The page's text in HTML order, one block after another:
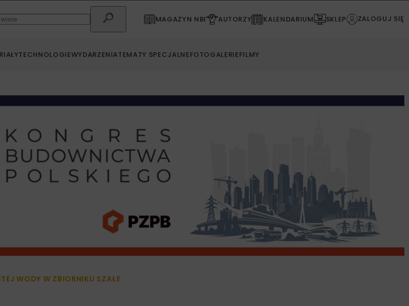
MAGAZYN NBI AUTORZY KALENDARIUM SKLEP ZALOGUJ SIĘ
TECHNOLOGIEWYDARZENIATEMATY SPECJALNEFOTOGALERIEFILMY
WODY W ZBIORNIKU SZAŁE